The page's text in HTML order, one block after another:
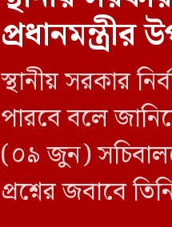
প্রধানমন্ত্রীর
স্থানীয় সরকার
পারবে বলে
(০৯ জুন)
প্রশ্নের জবাবে